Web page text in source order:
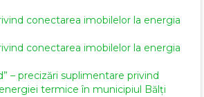
conectarea imobilelor la energia
conectarea imobilelor la energia
– precizări suplimentare privind
termice în municipiul Bălți